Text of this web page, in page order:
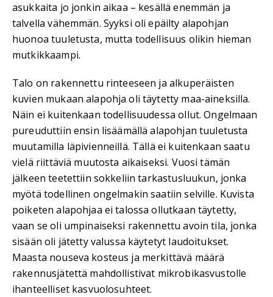
asukkaita jo jonkin aikaa – kesällä enemmän ja
talvella vähemmän. Syyksi oli epäilty alapohjan
huonoa tuuletusta, mutta todellisuus olikin hieman
mutkikkaampi.
Talo on rakennettu rinteeseen ja alkuperäisten
kuvien mukaan alapohja oli täytetty maa-aineksilla.
Näin ei kuitenkaan todellisuudessa ollut. Ongelmaan
pureuduttiin ensin lisäämällä alapohjan tuuletusta
muutamilla läpivienneillä. Tällä ei kuitenkaan saatu
vielä riittäviä muutosta aikaiseksi. Vuosi tämän
jälkeen teetettiin sokkeliin tarkastusluukun, jonka
myötä todellinen ongelmakin saatiin selville. Kuvista
poiketen alapohjaa ei talossa ollutkaan täytetty,
vaan se oli umpinaiseksi rakennettu avoin tila, jonka
sisään oli jätetty valussa käytetyt laudoitukset.
Maasta nouseva kosteus ja merkittävä määrä
rakennusjätettä mahdollistivat mikrobikasvustolle
ihanteelliset kasvuolosuhteet.